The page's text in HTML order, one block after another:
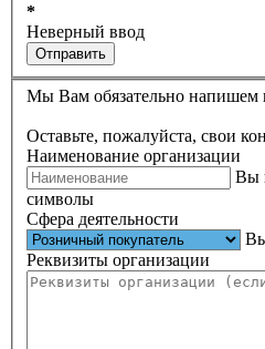
*
Неверный ввод
Отправить
Мы Вам обязательно напишем
Оставьте, пожалуйста, свои
Наименование организации
Вы
символы
Сфера деятельности
Реквизиты организации